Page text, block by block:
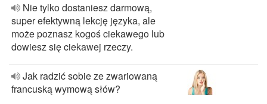
Nie tylko dostaniesz darmową,
super efektywną lekcję języka, ale
może poznasz kogoś ciekawego lub
dowiesz się ciekawej rzeczy.
Jak radzić sobie ze zwariowaną
francuską wymową słów?